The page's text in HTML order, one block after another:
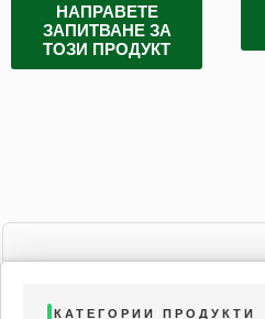
НАПРАВЕТЕ
ЗАПИТВАНЕ ЗА
ТОЗИ ПРОДУКТ
КАТЕГОРИИ ПРОДУКТИ